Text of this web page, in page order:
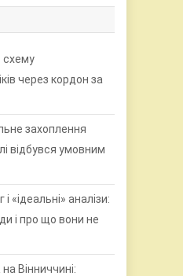
схему
через кордон за
захоплення
відбувся умовним
«ідеальні» аналізи:
і про що вони не
Вінниччині: